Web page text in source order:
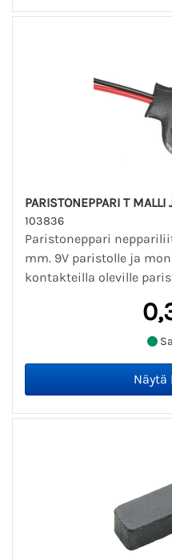
PARISTONEPPARI T
103836
Paristoneppari
mm. 9V paristolle ja
kontakteilla oleville